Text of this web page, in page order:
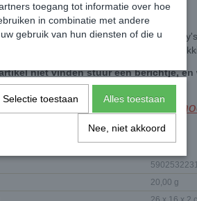
gepast worden.
kan helaas uit hygiënisch oogpunt
beschadigde verzegelingen van de
niet vinden stuur een berichtje,
bestellen is.
20,00 g
toegang tot informatie over hoe
in combinatie met andere
gebruik van hun diensten of die u
Selectie toestaan Alles toestaan
Nee, niet akkoord